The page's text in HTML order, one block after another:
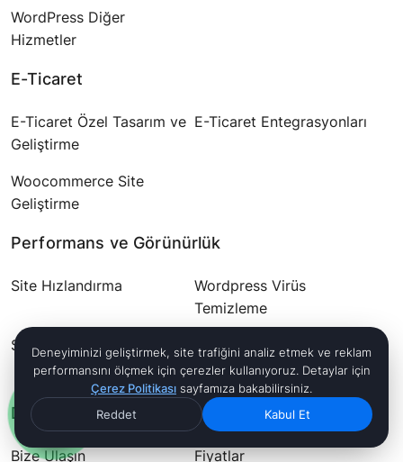
WordPress Diğer
Hizmetler
E-Ticaret
E-Ticaret Özel Tasarım ve
Geliştirme
E-Ticaret Entegrasyonları
Woocommerce Site
Geliştirme
Performans ve Görünürlük
Site Hızlandırma
Wordpress Virüs
Temizleme
SEO & AI Görünürlük
Destek
Bize Ulaşın Fiyatlar
Deneyiminizi geliştirmek, site trafiğini analiz etmek ve reklam
performansını ölçmek için çerezler kullanıyoruz. Detaylar için
Çerez Politikası sayfamıza bakabilirsiniz.
Reddet
Kabul Et